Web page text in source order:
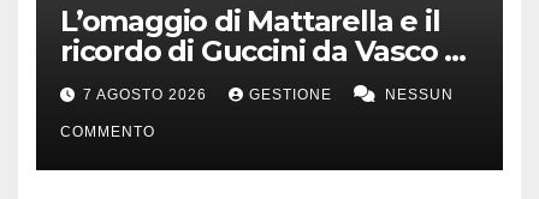
L’omaggio di Mattarella e il
ricordo di Guccini da Vasco a
Milo Manara
7 AGOSTO 2026 GESTIONE NESSUN
COMMENTO